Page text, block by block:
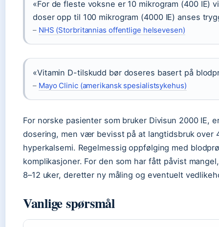
«For de fleste voksne er 10 mikrogram (400 IE)
doser opp til 100 mikrogram (4000 IE) anses
– NHS (Storbritannias offentlige helsevesen)
«Vitamin D-tilskudd bør doseres basert på
– Mayo Clinic (amerikansk spesialistsykehus)
For norske pasienter som bruker Divisun 2000 IE,
dosering, men vær bevisst på at langtidsbruk over
hyperkalsemi. Regelmessig oppfølging med
komplikasjoner. For den som har fått påvist
8–12 uker, deretter ny måling og eventuelt
Vanlige spørsmål